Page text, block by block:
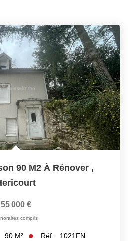
90 M2 À Rénover ,
55 000 €
compris
90 M² Réf : 1021FN